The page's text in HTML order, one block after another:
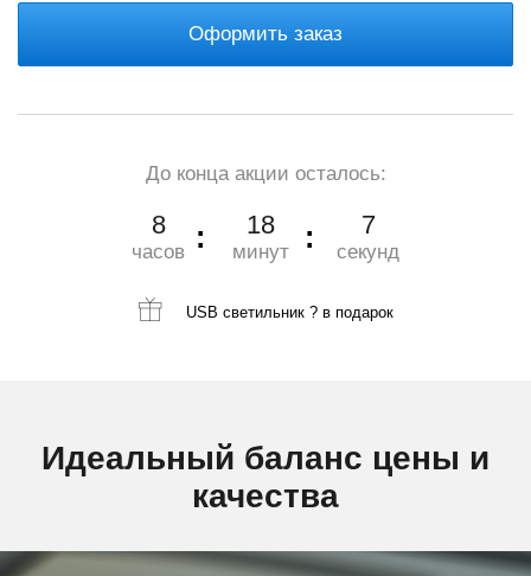
Оформить заказ
До конца акции осталось:
8
часов
18
минут
7
секунд
USB светильник ?в подарок
Идеальный баланс цены и
качества